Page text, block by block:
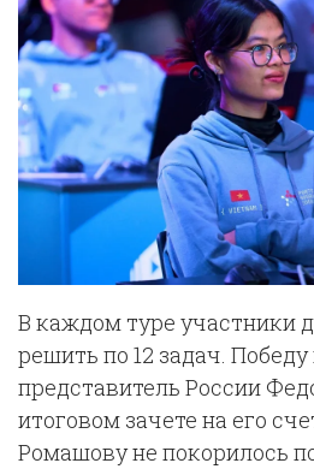
В каждом туре участники
решить по 12 задач.
представитель России
итоговом зачете на его
Ромашову не покорилось